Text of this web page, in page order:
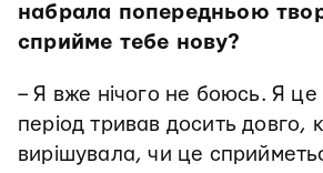
набрала попередньою
сприйме тебе нову?
– Я вже нічого не боюсь. Я
період тривав досить довго,
вирішувала, чи це